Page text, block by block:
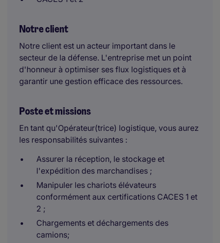
Notre client
Notre client est un acteur important dans le
secteur de la défense. L'entreprise met un point
d'honneur à optimiser ses flux logistiques et à
garantir une gestion efficace des ressources.
Poste et missions
En tant qu'Opérateur(trice) logistique, vous aurez
les responsabilités suivantes :
Assurer la réception, le stockage et
l'expédition des marchandises ;
Manipuler les chariots élévateurs
conformément aux certifications CACES 1 et
2 ;
Chargements et déchargements des
camions;